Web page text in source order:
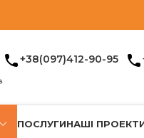
+38(097)412-90-95
ПОСЛУГИНАШІ